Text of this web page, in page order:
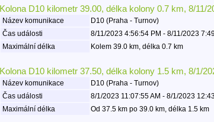
Kolona D10 kilometr 39.00, délka kolony 0.7 km, 8/11/
Název komunikace D10 (Praha - Turnov)
Čas události
8/11/2023 4:56:54 PM - 8/11/2023
Maximální délka
Kolem 39.0 km, délka 0.7 km
Kolona D10 kilometr 37.50, délka kolony 1.5 km, 8/1/
Název komunikace D10 (Praha - Turnov)
Čas události
8/1/2023 11:07:55 AM - 8/1/2023
Maximální délka
Od 37.5 km po 39.0 km, délka 1.5 km